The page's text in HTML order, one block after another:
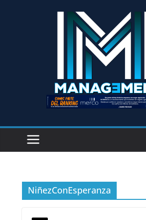
NiñezConEsperanza